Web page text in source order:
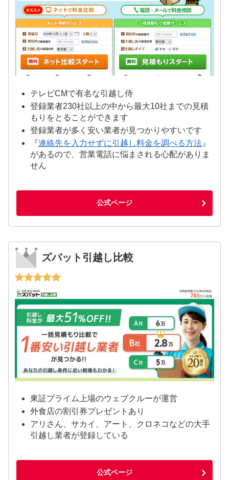
テレビCMで有名な引越し侍
登録業者230社以上の中から最大10社までの見積
もりをとることができます
登録業者が多く安い業者が見つかりやすいです
『連絡先を入力せずに引越し料金を調べる方法』
があるので、営業電話に悩まされる心配がありま
せん
公式ページ
ズバット引越し比較
東証プライム上場のウェブクルーが運営
外食店の割引券プレゼントあり
アリさん、サカイ、アート、クロネコなどの大手
引越し業者が登録している
公式ページ